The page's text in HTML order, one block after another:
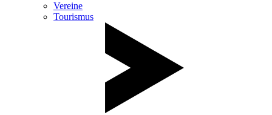
Vereine
Tourismus